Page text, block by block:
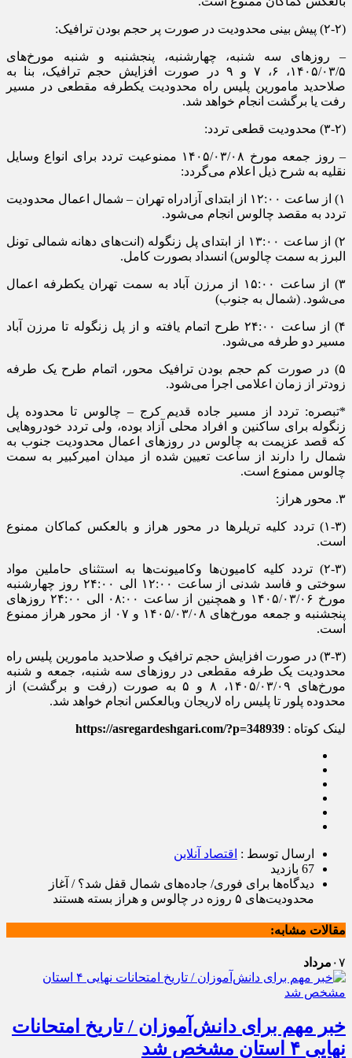
(۲-۲) پیش بینی محدودیت در صورت پر حجم بودن ترافیک:
– روز‌های سه شنبه، چهارشنبه، پنجشنبه و شنبه مورخ‌های
۱۴۰۵/۰۳/۵، ۶، ۷ و ۹ در صورت افزایش حجم ترافیک، بنا به
صلاحدید مامورین پلیس راه محدودیت یکطرفه مقطعی در مسیر
رفت یا برگشت انجام خواهد شد.
(۳-۲) محدودیت قطعی تردد:
– روز جمعه مورخ ۱۴۰۵/۰۳/۰۸ ممنوعیت تردد برای انواع وسایل
نقلیه به شرح ذیل اعلام می‌گردد:
۱) از ساعت ۱۲:۰۰ از ابتدای آزادراه تهران – شمال اعمال محدودیت
تردد به مقصد چالوس انجام می‌شود.
۲) از ساعت ۱۳:۰۰ از ابتدای پل زنگوله (انت‌های دهانه شمالی تونل
البرز به سمت چالوس) انسداد بصورت کامل.
۳) از ساعت ۱۵:۰۰ از مرزن آباد به سمت تهران یکطرفه اعمال
می‌شود. (شمال به جنوب)
۴) از ساعت ۲۴:۰۰ طرح اتمام یافته و از پل زنگوله تا مرزن آباد
مسیر دو طرفه می‌شود.
۵) در صورت کم حجم بودن ترافیک محور، اتمام طرح یک طرفه
زودتر از زمان اعلامی اجرا می‌شود.
*تبصره: تردد از مسیر جاده قدیم کرج – چالوس تا محدوده پل
زنگوله برای ساکنین و افراد محلی آزاد بوده، ولی تردد خودرو‌هایی
که قصد عزیمت به چالوس در روز‌های اعمال محدودیت جنوب به
شمال را دارند از ساعت تعیین شده از میدان امیرکبیر به سمت
چالوس ممنوع است.
۳. محور هراز:
(۱-۳) تردد کلیه تریلر‌ها در محور هراز و بالعکس کماکان ممنوع
است.
(۲-۳) تردد کلیه کامیون‌ها وکامیونت‌ها به استثنای حاملین مواد
سوختی و فاسد شدنی از ساعت ۱۲:۰۰ الی ۲۴:۰۰ روز چهارشنبه
مورخ ۱۴۰۵/۰۳/۰۶ و همچنین از ساعت ۰۸:۰۰ الی ۲۴:۰۰ روز‌های
پنجشنبه و جمعه مورخ‌های ۱۴۰۵/۰۳/۰۸ و ۰۷ از محور هراز ممنوع
است.
(۳-۳) در صورت افزایش حجم ترافیک و صلاحدید مامورین پلیس راه
محدودیت یک طرفه مقطعی در روز‌های سه شنبه، جمعه و شنبه
مورخ‌های ۱۴۰۵/۰۳/۰۹، ۸ و ۵ به صورت (رفت و برگشت) از
محدوده پلور تا پلیس راه لاریجان وبالعکس انجام خواهد شد.
لینک کوتاه : https://asregardeshgari.com/?p=348939
ارسال توسط : اقتصاد آنلاین
67 بازدید
دیدگاه‌ها برای فوری/ جاده‌های شمال قفل شد؟ / آغاز
محدودیت‌های ۵ روزه در چالوس و هراز
بسته هستند
مقالات مشابه:
۰۷ مرداد
خبر مهم برای دانش‌آموزان / تاریخ امتحانات
نهایی ۴ استان مشخص شد